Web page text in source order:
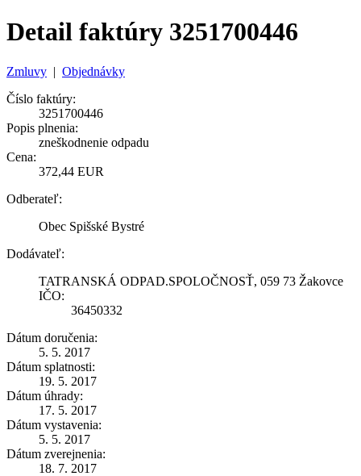
Detail faktúry 3251700446
Zmluvy | Objednávky
Číslo faktúry:
3251700446
Popis plnenia:
zneškodnenie odpadu
Cena:
372,44 EUR
Odberateľ:
Obec Spišské Bystré
Dodávateľ:
TATRANSKÁ ODPAD.SPOLOČNOSŤ, 059 73 Žakovce
IČO:
36450332
Dátum doručenia:
5. 5. 2017
Dátum splatnosti:
19. 5. 2017
Dátum úhrady:
17. 5. 2017
Dátum vystavenia:
5. 5. 2017
Dátum zverejnenia:
18. 7. 2017